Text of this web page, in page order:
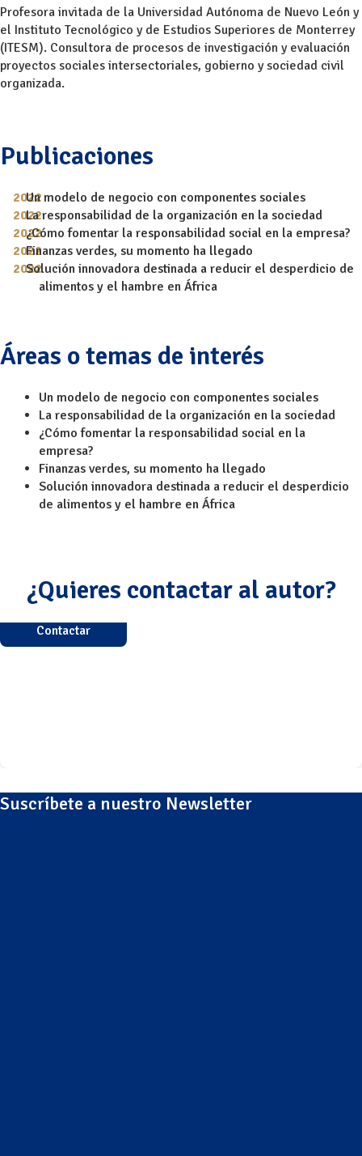
Profesora invitada de la Universidad Autónoma de Nuevo León y
el Instituto Tecnológico y de Estudios Superiores de Monterrey
(ITESM). Consultora de procesos de investigación y evaluación
proyectos sociales intersectoriales, gobierno y sociedad civil
organizada.
Publicaciones
Un modelo de negocio con componentes sociales
La responsabilidad de la organización en la sociedad
¿Cómo fomentar la responsabilidad social en la empresa?
Finanzas verdes, su momento ha llegado
Solución innovadora destinada a reducir el desperdicio de
alimentos y el hambre en África
Áreas o temas de interés
Un modelo de negocio con componentes sociales
La responsabilidad de la organización en la sociedad
¿Cómo fomentar la responsabilidad social en la
empresa?
Finanzas verdes, su momento ha llegado
Solución innovadora destinada a reducir el desperdicio
de alimentos y el hambre en África
¿Quieres contactar al autor?
Contactar
Suscríbete a nuestro Newsletter